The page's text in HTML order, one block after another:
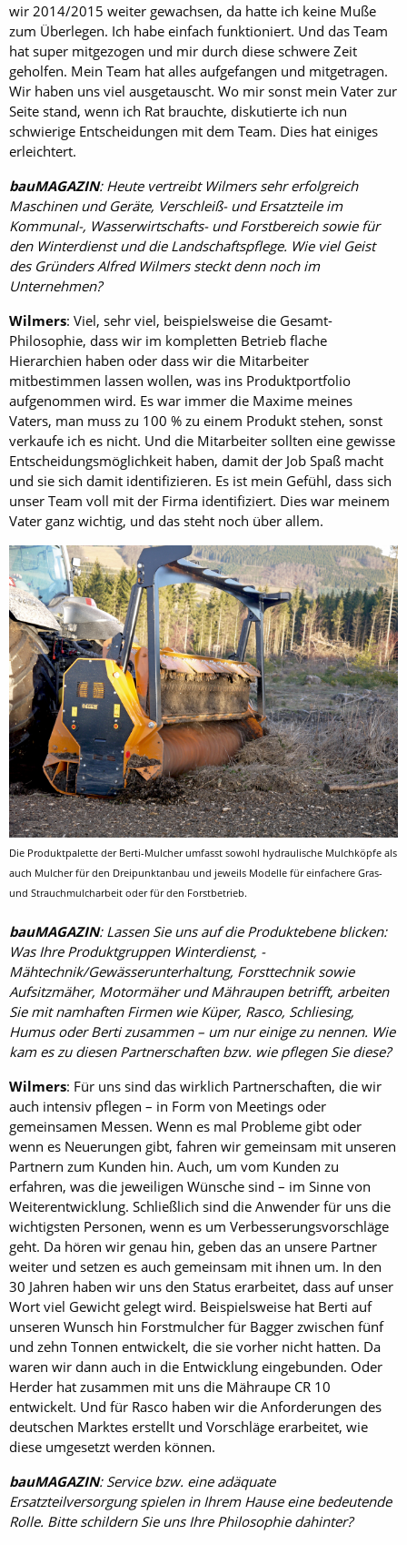
wir 2014/2015 weiter gewachsen, da hatte ich keine Muße
zum Überlegen. Ich habe einfach funktioniert. Und das Team
hat super mitgezogen und mir durch diese schwere Zeit
geholfen. Mein Team hat alles aufgefangen und mitgetragen.
Wir haben uns viel ausgetauscht. Wo mir sonst mein Vater zur
Seite stand, wenn ich Rat brauchte, diskutierte ich nun
schwierige Entscheidungen mit dem Team. Dies hat einiges
erleichtert.
bauMAGAZIN: Heute vertreibt Wilmers sehr erfolgreich
Maschinen und Geräte, Verschleiß- und Ersatzteile im
Kommunal-, Wasserwirtschafts- und Forstbereich sowie für
den Winterdienst und die Landschaftspflege. Wie viel Geist
des Gründers Alfred Wilmers steckt denn noch im
Unternehmen?
Wilmers: Viel, sehr viel, beispielsweise die Gesamt-
Philosophie, dass wir im kompletten Betrieb flache
Hierarchien haben oder dass wir die Mitarbeiter
mitbestimmen lassen wollen, was ins Produktportfolio
aufgenommen wird. Es war immer die Maxime meines
Vaters, man muss zu 100 % zu einem Produkt stehen, sonst
verkaufe ich es nicht. Und die Mitarbeiter sollten eine gewisse
Entscheidungsmöglichkeit haben, damit der Job Spaß macht
und sie sich damit identifizieren. Es ist mein Gefühl, dass sich
unser Team voll mit der Firma identifiziert. Dies war meinem
Vater ganz wichtig, und das steht noch über allem.
Die Produktpalette der Berti-Mulcher umfasst sowohl hydraulische Mulchköpfe als
auch Mulcher für den Dreipunktanbau und jeweils Modelle für einfachere Gras-
und Strauchmulcharbeit oder für den Forstbetrieb.
bauMAGAZIN: Lassen Sie uns auf die Produktebene blicken:
Was Ihre Produktgruppen Winterdienst, ­
Mähtechnik/Gewässerunterhaltung, Forsttechnik sowie
Aufsitzmäher, Motormäher und Mähraupen betrifft, arbeiten
Sie mit namhaften Firmen wie Küper, Rasco, Schliesing,
Humus oder Berti zusammen – um nur einige zu nennen. Wie
kam es zu diesen Partnerschaften bzw. wie pflegen Sie diese?
Wilmers: Für uns sind das wirklich Partnerschaften, die wir
auch intensiv pflegen – in Form von Meetings oder
gemeinsamen Messen. Wenn es mal Probleme gibt oder
wenn es Neuerungen gibt, fahren wir gemeinsam mit unseren
Partnern zum Kunden hin. Auch, um vom Kunden zu
erfahren, was die jeweiligen Wünsche sind – im Sinne von
Weiterentwicklung. Schließlich sind die Anwender für uns die
wichtigsten Personen, wenn es um Verbesserungsvorschläge
geht. Da hören wir genau hin, geben das an unsere Partner
weiter und setzen es auch gemeinsam mit ihnen um. In den
30 Jahren haben wir uns den Status erarbeitet, dass auf unser
Wort viel Gewicht gelegt wird. Beispielsweise hat Berti auf
unseren Wunsch hin Forstmulcher für Bagger zwischen fünf
und zehn Tonnen entwickelt, die sie vorher nicht hatten. Da
waren wir dann auch in die Entwicklung eingebunden. Oder
Herder hat zusammen mit uns die Mähraupe CR 10
entwickelt. Und für Rasco haben wir die Anforderungen des
deutschen Marktes erstellt und Vorschläge erarbeitet, wie
diese umgesetzt werden können.
bauMAGAZIN: Service bzw. eine adäquate
Ersatzteilversorgung spielen in Ihrem Hause eine bedeutende
Rolle. Bitte schildern Sie uns Ihre Philosophie dahinter?